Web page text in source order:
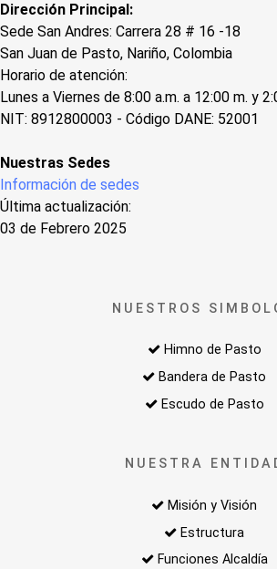
Dirección Principal:
Sede San Andres: Carrera 28 # 16 -18
San Juan de Pasto, Nariño, Colombia
Horario de atención:
Lunes a Viernes de 8:00 a.m. a 12:00 m. y
NIT: 8912800003 - Código DANE: 52001
Nuestras Sedes
Información de sedes
Última actualización:
03 de Febrero 2025
NUESTROS
Himno de Pasto
Bandera de Pasto
Escudo de Pasto
NUESTRA
Misión y Visión
Estructura
Funciones Alcaldía